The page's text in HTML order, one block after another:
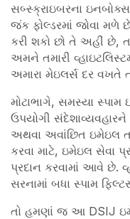
સબ્સ્ક્રાઇબરના
જંક ફોલ્ડરમાં જોવા
કરી શકો છો તે અહીં છે,
અમને તમારી
અમારા મેઇલર્સ દર વખતે
મોટાભાગે, સમસ્યા સ્પામ
ઉપયોગી
અથવા અવાંછિત ઇમેઇલ
કરવા માટે, ઇમેઇલ સેવા
પ્રદાન કરવામાં આવે છે.
સરનામાં બધા સ્પામ
તો હમણાં જ આ DSIJ